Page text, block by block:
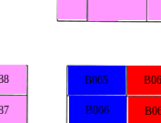
B065
B066